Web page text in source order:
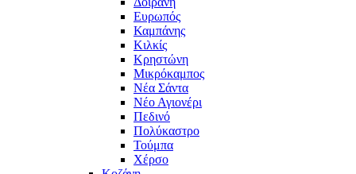
Ευρωπός
Καμπάνης
Κιλκίς
Κρηστώνη
Μικρόκαμπος
Νέα Σάντα
Νέο Αγιονέρι
Πεδινό
Πολύκαστρο
Τούμπα
Χέρσο